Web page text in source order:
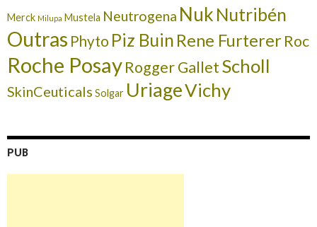
Merck Milupa Mustela Neutrogena Nuk Nutribén
Outras Phyto Piz Buin Rene FurtererRoc
Roche PosayRogger GalletScholl
SkinCeuticals Solgar UriageVichy
PUB